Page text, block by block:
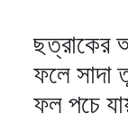
ছত্রাকের
ফলে সাদা
ফল পচে